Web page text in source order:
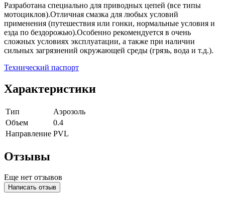
Разработана специально для приводных цепей (все типы
мотоциклов).Отличная смазка для любых условий
применения (путешествия или гонки, нормальные условия и
езда по бездорожью).Особенно рекомендуется в очень
сложных условиях эксплуатации, а также при наличии
сильных загрязнений окружающей среды (грязь, вода и т.д.).
Технический паспорт
Характеристики
Тип
Аэрозоль
Объем
0.4
Направление PVL
Отзывы
Еще нет отзывов
Написать отзыв